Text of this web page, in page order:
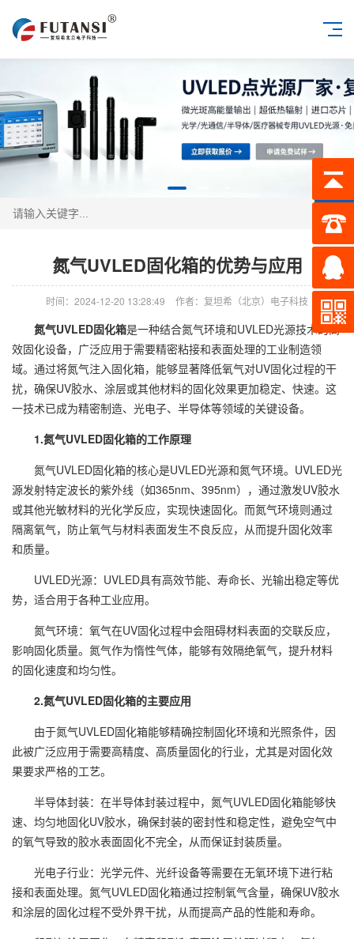
搜索
氮气UVLED固化箱的优势与应用
时间：2024-12-20 13:28:49 作者：复坦希（北京）电子科技
氮气UVLED固化箱是一种结合氮气环境和UVLED光源技术的高
效固化设备，广泛应用于需要精密粘接和表面处理的工业制造领
域。通过将氮气注入固化箱，能够显著降低氧气对UV固化过程的干
扰，确保UV胶水、涂层或其他材料的固化效果更加稳定、快速。这
一技术已成为精密制造、光电子、半导体等领域的关键设备。
1.氮气UVLED固化箱的工作原理
氮气UVLED固化箱的核心是UVLED光源和氮气环境。UVLED光
源发射特定波长的紫外线（如365nm、395nm），通过激发UV胶水
或其他光敏材料的光化学反应，实现快速固化。而氮气环境则通过
隔离氧气，防止氧气与材料表面发生不良反应，从而提升固化效率
和质量。
UVLED光源：UVLED具有高效节能、寿命长、光输出稳定等优
势，适合用于各种工业应用。
氮气环境：氧气在UV固化过程中会阻碍材料表面的交联反应，
影响固化质量。氮气作为惰性气体，能够有效隔绝氧气，提升材料
的固化速度和均匀性。
2.氮气UVLED固化箱的主要应用
由于氮气UVLED固化箱能够精确控制固化环境和光照条件，因
此被广泛应用于需要高精度、高质量固化的行业，尤其是对固化效
果要求严格的工艺。
半导体封装：在半导体封装过程中，氮气UVLED固化箱能够快
速、均匀地固化UV胶水，确保封装的密封性和稳定性，避免空气中
的氧气导致的胶水表面固化不完全，从而保证封装质量。
光电子行业：光学元件、光纤设备等需要在无氧环境下进行粘
接和表面处理。氮气UVLED固化箱通过控制氧气含量，确保UV胶水
和涂层的固化过程不受外界干扰，从而提高产品的性能和寿命。